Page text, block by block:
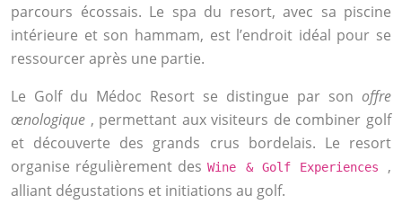
parcours écossais. Le spa du resort, avec sa piscine
intérieure et son hammam, est l’endroit idéal pour se
ressourcer après une partie.
Le Golf du Médoc Resort se distingue par son offre
œnologique , permettant aux visiteurs de combiner golf
et découverte des grands crus bordelais. Le resort
organise régulièrement desWine & Golf Experiences ,
alliant dégustations et initiations au golf.